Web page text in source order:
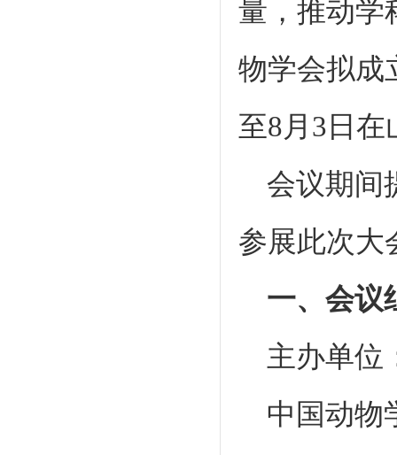
量，推动学
物学会拟成
至8月3日
会议期间
参展此次大
一、会议
主办单位
中国动物